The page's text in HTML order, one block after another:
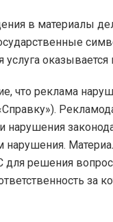
в материалы
оказывается
что реклама
нарушения
решения
за